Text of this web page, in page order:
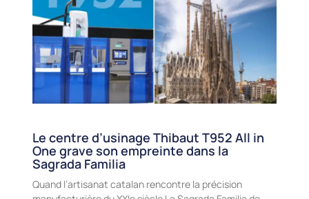
Le centre d’usinage Thibaut T952 All in
One grave son empreinte dans la
Sagrada Familia
Quand l’artisanat catalan rencontre la précision